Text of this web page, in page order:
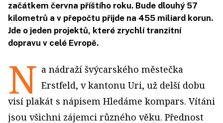
začátkem června příštího roku. Bude dlouhý 57
kilometrů a v přepočtu přijde na 455 miliard korun.
Jde o jeden projektů, které zrychlí tranzitní
dopravu v celé Evropě.
N a nádraží švýcarského městečka
Erstfeld, v kantonu Uri, už delší dobu
visí plakát s nápisem Hledáme kompars. Vítáni
jsou všichni zájemci různého věku. Přednost